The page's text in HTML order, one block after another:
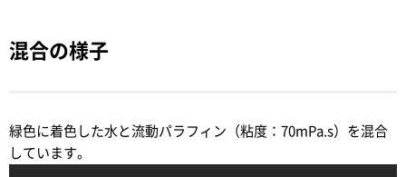
混合の様子
緑色に着色した水と流動パラフィン（粘度：70mPa.s）を混合
しています。